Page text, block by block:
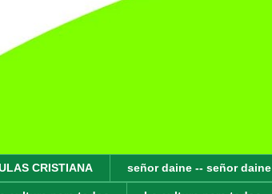
CRISTIANA señor daine -- señor daine